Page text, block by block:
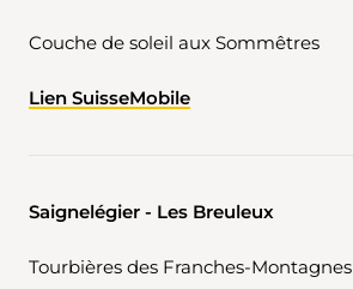
Couche de soleil aux Sommêtres
Lien SuisseMobile
Saignelégier - Les Breuleux
Tourbières des Franches-Montagnes